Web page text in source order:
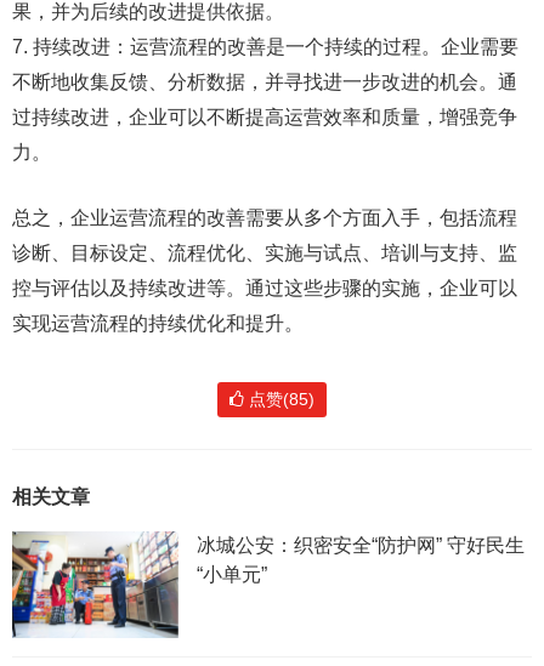
果，并为后续的改进提供依据。
7. 持续改进：运营流程的改善是一个持续的过程。企业需要
不断地收集反馈、分析数据，并寻找进一步改进的机会。通
过持续改进，企业可以不断提高运营效率和质量，增强竞争
力。
总之，企业运营流程的改善需要从多个方面入手，包括流程
诊断、目标设定、流程优化、实施与试点、培训与支持、监
控与评估以及持续改进等。通过这些步骤的实施，企业可以
实现运营流程的持续优化和提升。
点赞(85)
相关文章
冰城公安：织密安全“防护网” 守好民生
“小单元”